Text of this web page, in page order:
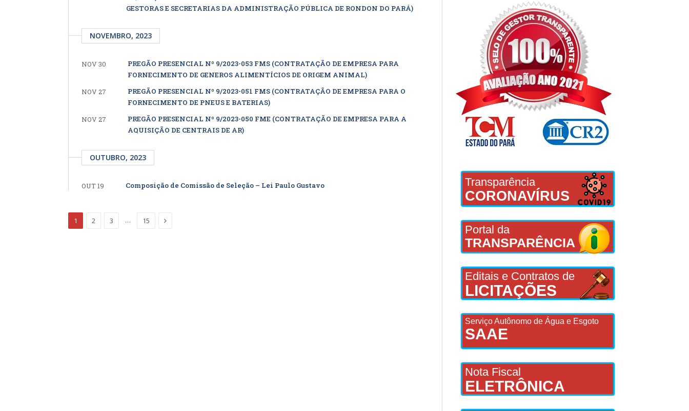
GESTORAS E SECRETARIAS DA ADMINISTRAÇÃO PÚBLICA DE RONDON DO PARÁ)
NOVEMBRO, 2023
NOV 30
PREGÃO PRESENCIAL Nº 9/2023-053 FMS (CONTRATAÇÃO DE EMPRESA PARA
FORNECIMENTO DE GENEROS ALIMENTÍCIOS DE ORIGEM ANIMAL)
NOV 27
PREGÃO PRESENCIAL Nº 9/2023-051 FMS (CONTRATAÇÃO DE EMPRESA PARA O
FORNECIMENTO DE PNEUS E BATERIAS)
NOV 27
PREGÃO PRESENCIAL Nº 9/2023-050 FME (CONTRATAÇÃO DE EMPRESA PARA A
AQUISIÇÃO DE CENTRAIS DE AR)
OUTUBRO, 2023
OUT 19 Composição de Comissão de Seleção – Lei Paulo Gustavo
1 2 3 … 15 Proximo
Transparência
CORONAVÍRUS
Portal da
TRANSPARÊNCIA
Editais e Contratos de
LICITAÇÕES
Serviço Autônomo de Água e Esgoto
SAAE
Nota Fiscal
ELETRÔNICA